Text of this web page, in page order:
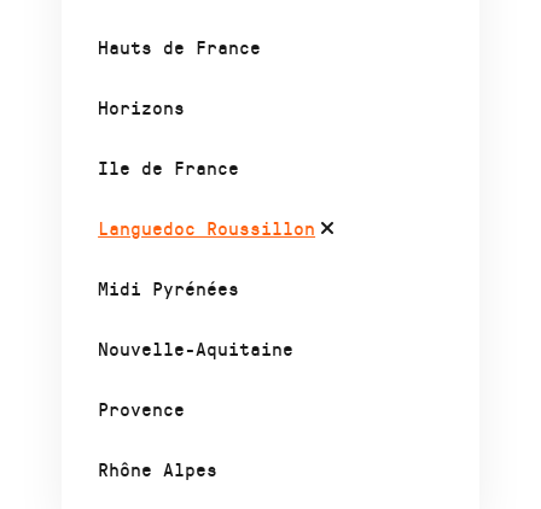
Hauts de France
Horizons
Ile de France
Languedoc Roussillon
Midi Pyrénées
Nouvelle-Aquitaine
Provence
Rhône Alpes